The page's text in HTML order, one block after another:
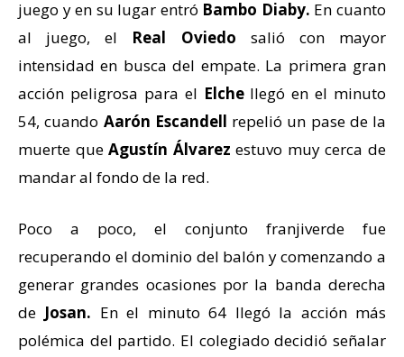
juego y en su lugar entró Bambo Diaby. En cuanto
al juego, el Real Oviedo salió con mayor
intensidad en busca del empate. La primera gran
acción peligrosa para el Elchellegó en el minuto
54, cuando Aarón Escandell repelió un pase de la
muerte queAgustín Álvarez estuvo muy cerca de
mandar al fondo de la red.
Poco a poco, el conjunto franjiverde fue
recuperando el dominio del balón y comenzando a
generar grandes ocasiones por la banda derecha
de Josan. En el minuto 64 llegó la acción más
polémica del partido. El colegiado decidió señalar